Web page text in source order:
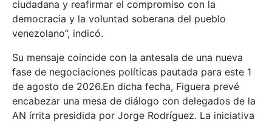
ciudadana y reafirmar el compromiso con la
democracia y la voluntad soberana del pueblo
venezolano”, indicó.
Su mensaje coincide con la antesala de una nueva
fase de negociaciones políticas pautada para este 1
de agosto de 2026.En dicha fecha, Figuera prevé
encabezar una mesa de diálogo con delegados de la
AN írrita presidida por Jorge Rodríguez. La iniciativa